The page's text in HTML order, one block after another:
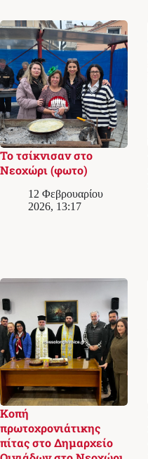
Το τσίκνισαν στο
Νεοχώρι (φωτο)
12 Φεβρουαρίου
2026, 13:17
Κοπή
πρωτοχρονιάτικης
πίτας στο Δημαρχείο